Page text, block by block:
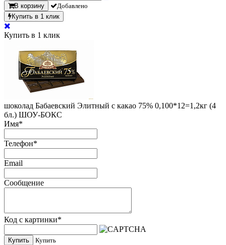
В корзину
Добавлено
Купить в 1 клик
Купить в 1 клик
шоколад Бабаевский Элитный с какао 75% 0,100*12=1,2кг (4
бл.) ШОУ-БОКС
Имя*
Телефон*
Email
Сообщение
Код с картинки*
Купить Купить